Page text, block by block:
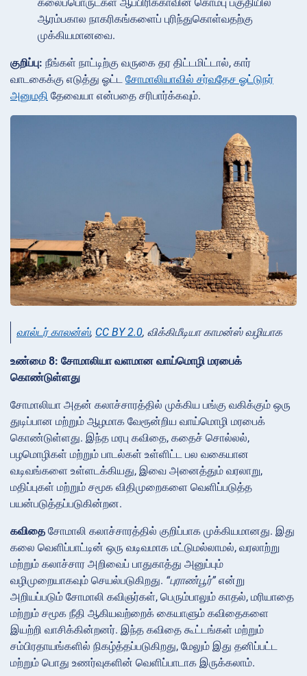
ஆரம்பகால நாகரிகங்களைப் புரிந்துகொள்வதற்கு
முக்கியமானவை.
குறிப்பு: நீங்கள் நாட்டிற்கு வருகை தர திட்டமிட்டால், கார்
வாடகைக்கு எடுத்து ஓட்ட சோமாலியாவில் சர்வதேச ஓட்டுநர்
அனுமதி தேவையா என்பதை சரிபார்க்கவும்.
வால்டர் காலன்ஸ், CC BY 2.0, விக்கிமீடியா காமன்ஸ் வழியாக
உண்மை 8: சோமாலியா வளமான வாய்மொழி மரபைக்
கொண்டுள்ளது
சோமாலியா அதன் கலாச்சாரத்தில் முக்கிய பங்கு வகிக்கும் ஒரு
துடிப்பான மற்றும் ஆழமாக வேரூன்றிய வாய்மொழி மரபைக்
கொண்டுள்ளது. இந்த மரபு கவிதை, கதைச் சொல்லல்,
பழமொழிகள் மற்றும் பாடல்கள் உள்ளிட்ட பல வகையான
வடிவங்களை உள்ளடக்கியது, இவை அனைத்தும் வரலாறு,
மதிப்புகள் மற்றும் சமூக விதிமுறைகளை வெளிப்படுத்த
பயன்படுத்தப்படுகின்றன.
கவிதை சோமாலி கலாச்சாரத்தில் குறிப்பாக முக்கியமானது. இது
கலை வெளிப்பாட்டின் ஒரு வடிவமாக மட்டுமல்லாமல், வரலாற்று
மற்றும் கலாச்சார அறிவைப் பாதுகாத்து அனுப்பும்
வழிமுறையாகவும் செயல்படுகிறது. “புராண்பூர்” என்று
அறியப்படும் சோமாலி கவிஞர்கள், பெரும்பாலும் காதல், மரியாதை
மற்றும் சமூக நீதி ஆகியவற்றைக் கையாளும் கவிதைகளை
இயற்றி வாசிக்கின்றனர். இந்த கவிதை கூட்டங்கள் மற்றும்
சம்பிரதாயங்களில் நிகழ்த்தப்படுகிறது, மேலும் இது தனிப்பட்ட
மற்றும் பொது உணர்வுகளின் வெளிப்பாடாக இருக்கலாம்.